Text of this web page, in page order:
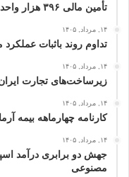
تأمین مالی ۳۹۶ هزار واحد نهضت ملی توسط بانک مسکن
۱۴, مرداد, ۱۴۰۵
تداوم روند باثبات عملکرد
۱۴, مرداد, ۱۴۰۵
زیرساخت‌های تجارت
۱۴, مرداد, ۱۴۰۵
کارنامه چهارماهه بیمه
۱۴, مرداد, ۱۴۰۵
جهش دو برابری درآمد
مصنوعی